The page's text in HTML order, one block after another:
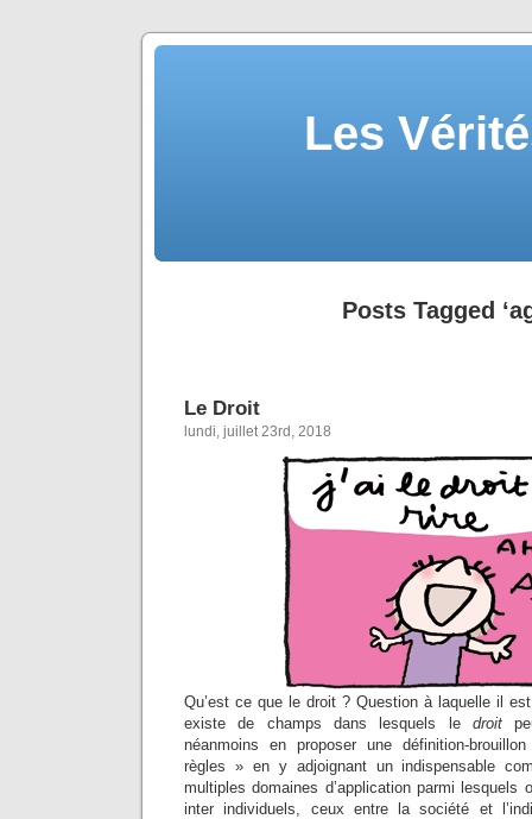
Les
Posts Tagged
Le Droit
lundi, juillet 23rd, 2018
Qu’est ce que le droit ? Question à laquelle il
existe de champs dans lesquels le droit
néanmoins en proposer une définition-
règles » en y adjoignant un indispensable
multiples domaines d’application parmi lesquels
inter individuels, ceux entre la société et